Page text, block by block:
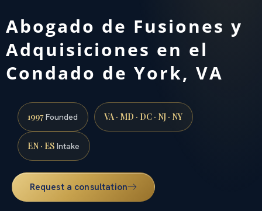
Abogado de Fusiones y
Adquisiciones en el
Condado de York, VA
1997Founded VA · MD · DC · NJ · NY
EN · ES Intake
Request a consultation